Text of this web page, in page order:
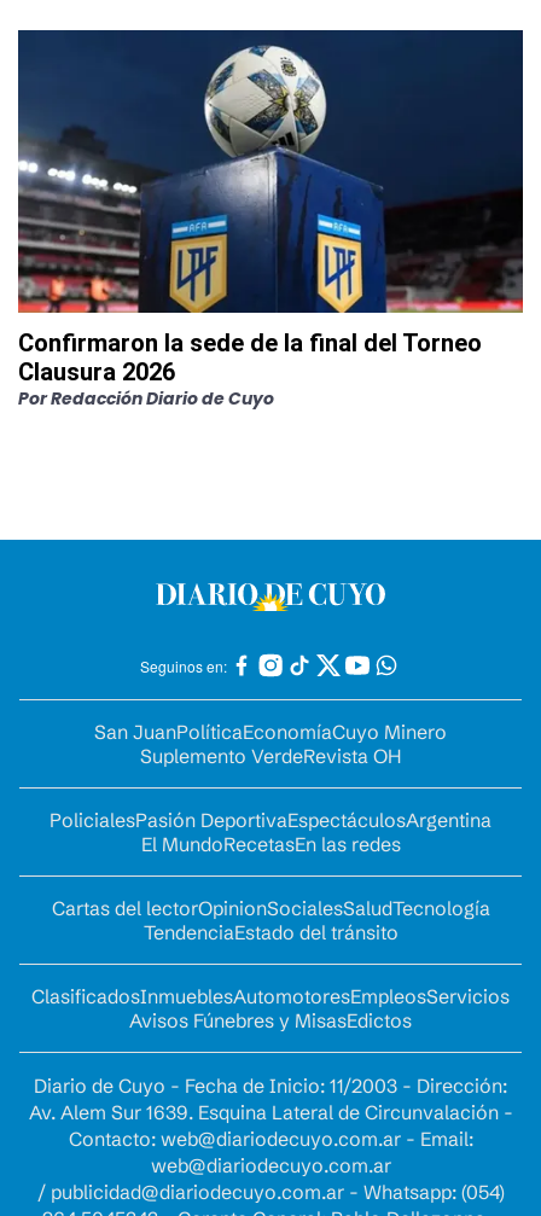
Confirmaron la sede de la final del Torneo
Clausura 2026
PorRedacción Diario de Cuyo
Seguinos en:
San JuanPolíticaEconomíaCuyo Minero
Suplemento VerdeRevista OH
PolicialesPasión DeportivaEspectáculosArgentina
El MundoRecetasEn las redes
Cartas del lectorOpinionSocialesSaludTecnología
TendenciaEstado del tránsito
ClasificadosInmueblesAutomotoresEmpleosServicios
Avisos Fúnebres y MisasEdictos
Diario de Cuyo - Fecha de Inicio: 11/2003 - Dirección:
Av. Alem Sur 1639. Esquina Lateral de Circunvalación -
Contacto: web@diariodecuyo.com.ar- Email:
web@diariodecuyo.com.ar
/ publicidad@diariodecuyo.com.ar- Whatsapp: (054)